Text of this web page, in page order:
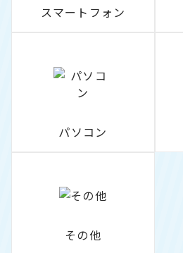
スマートフォン
パソコン
その他